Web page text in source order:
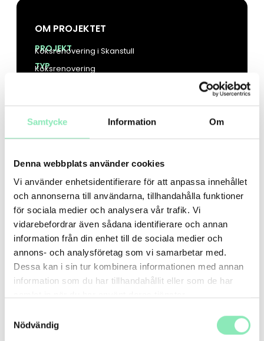
Samtycke Information Om
Denna webbplats använder cookies
Vi använder enhetsidentifierare för att anpassa innehållet
och annonserna till användarna, tillhandahålla funktioner
för sociala medier och analysera vår trafik. Vi
vidarebefordrar även sådana identifierare och annan
information från din enhet till de sociala medier och
annons- och analysföretag som vi samarbetar med.
Dessa kan i sin tur kombinera informationen med annan
information som du har tillhandahållit eller som de har
Nödvändig
OM PROJEKTET
PROJEKT
Köksrenovering i Skanstull
TYP
Köksrenovering
FÖRE: